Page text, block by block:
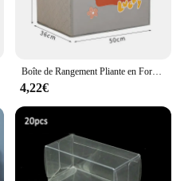
Boîte de Rangement Pliante en Forme de Cube pour Jouets d'Enfant, mir en Tissu pour Animal de Dessin Animé, Bacs pour Pépinière
4,22€